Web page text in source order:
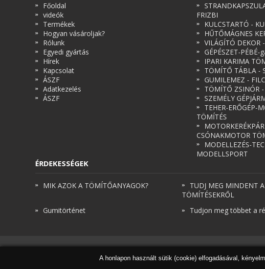
Főoldal
videók
Termékek
Hogyan vásároljak?
Rólunk
Egyedi gyártás
Hírek
Kapcsolat
ÁSZF
Adatkezelés
ÁSZF
FRIZBI
KULCSTARTÓ -
HŰTŐMÁGNES
VILÁGÍTÓ DEKOR
GÉPÉSZET-PÉBÉ-
IPARI KARIMA
TÖMÍTŐ TÁBLA -
GUMILEMEZ -
TÖMÍTŐ ZSINÓR -
SZEMÉLY
TEHER-ERŐGÉP-
TÖMÍTÉS
CSÓNAKMOTOR
MODELLEZÉS-
MODELLSPORT
ÉRDEKESSÉGEK
MIK AZOK A TÖMÍTŐANYAGOK?
TUDJ MEG MINDENT
TÖMÍTÉSEKRŐL
Gumitörténet
Tudjon meg többet a
© Török és Társai 2026 - Minden jog fenntartva
A honlapon használt sütik (cookie) elfogadásával,